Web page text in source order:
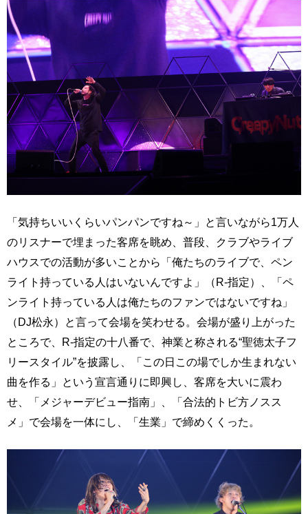
「気持ちいいくらいパンパンですね～」と言いながら1万人
のリスナーで埋まった客席を眺め、普段、クラブやライブ
ハウスでの活動が多いことから「俺たちのライブで、ペン
ライト持っている人はいないんですよ」（R-指定）、「ペ
ンライト持っている人は俺たちのファンではないですね」
（DJ松永）と言って会場を笑わせる。会場が盛り上がった
ところで、R-指定の十八番で、神業と称される“聖徳太子フ
リースタイル”を披露し、「この日この場でしか生まれない
曲を作る」という宣言通りに即興し、客席を大いに震わ
せ、「メジャーデビュー指南」、「合法的トビ方ノスス
メ」で会場を一体にし、「生業」で締めくくった。